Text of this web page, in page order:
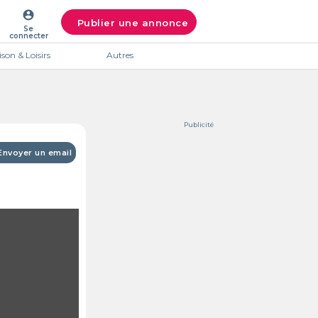
account_circle
Se
connecter
Publier une annonce
& Loisirs Autres
un email
Publicité